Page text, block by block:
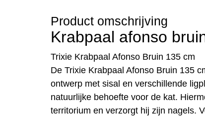
Product omschrijving
Krabpaal afonso
Trixie Krabpaal Afonso Bruin 135 cm
De Trixie Krabpaal Afonso Bruin 135
ontwerp met sisal en verschillende
natuurlijke behoefte voor de kat.
territorium en verzorgt hij zijn nagels.